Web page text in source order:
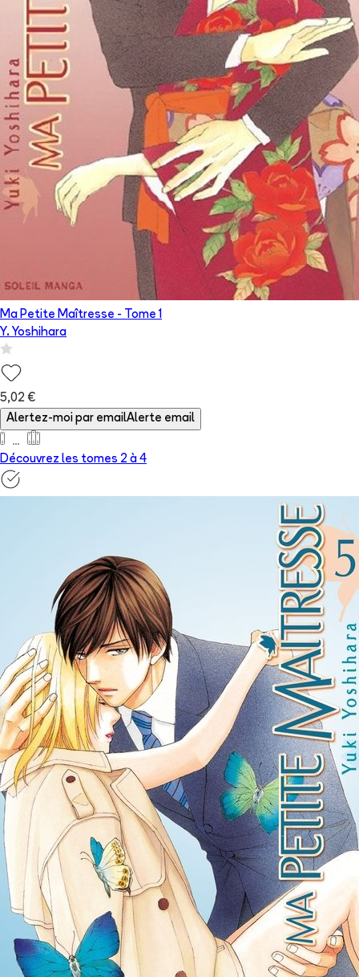
Ma Petite Maîtresse - Tome 1
Y. Yoshihara
5,02 €
Alertez-moi par emailAlerte email
Découvrez les tomes 2 à 4